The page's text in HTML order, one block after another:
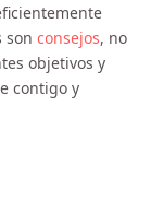
son consejos, no
objetivos y
contigo y